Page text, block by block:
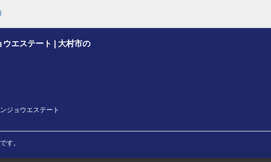
エステート | 大村市の
ジョウエステート
す。